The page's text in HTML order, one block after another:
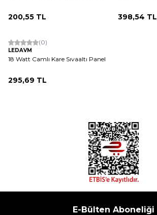
200,55 TL 398,54 TL
(0)
LEDAVM
18 Watt Camlı Kare Sıvaaltı Panel
295,69 TL
E-Bülten Aboneliği